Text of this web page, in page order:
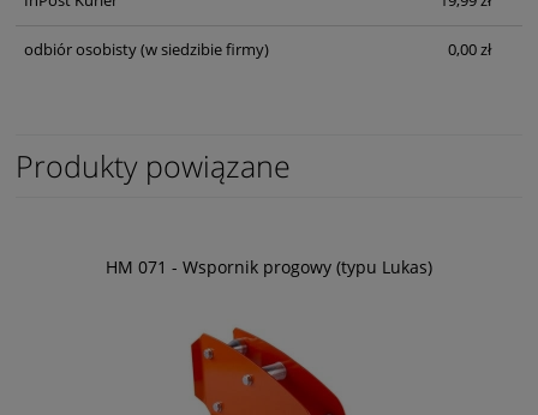
odbiór osobisty(w siedzibie firmy) 0,00 zł
Produkty powiązane
HM 071 - Wspornik progowy (typu Lukas)